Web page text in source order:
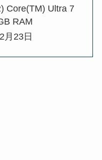
Core(TM) Ultra 7
RAM
月23日